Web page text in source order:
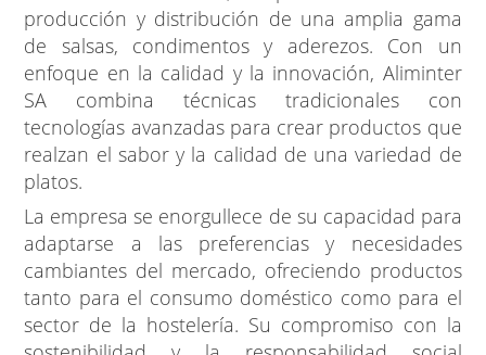
producción y distribución de una amplia gama
de salsas, condimentos y aderezos. Con un
enfoque en la calidad y la innovación, Aliminter
SA combina técnicas tradicionales con
tecnologías avanzadas para crear productos que
realzan el sabor y la calidad de una variedad de
platos.
La empresa se enorgullece de su capacidad para
adaptarse a las preferencias y necesidades
cambiantes del mercado, ofreciendo productos
tanto para el consumo doméstico como para el
sector de la hostelería. Su compromiso con la